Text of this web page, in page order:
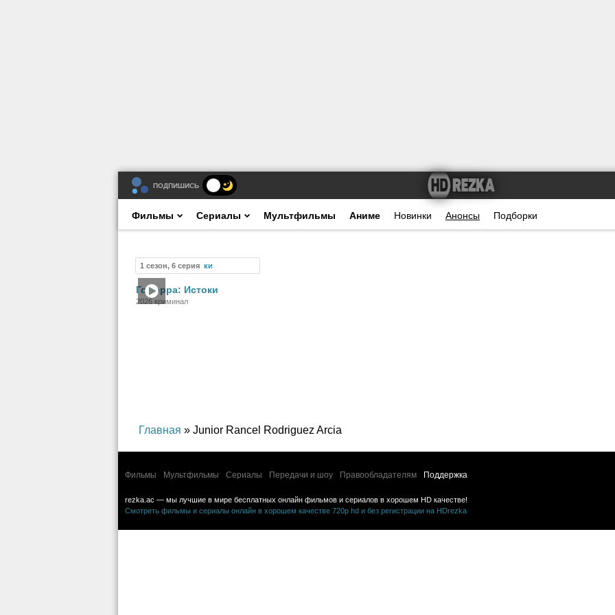
ПОДПИШИСЬ
Фильмы Сериалы Мультфильмы Аниме Новинки Анонсы Подборки
1 сезон, 6 серия Сериал
Гоморра: Истоки
2026 криминал
Главная » Junior Rancel Rodriguez Arcia
Фильмы Мультфильмы Сериалы Передачи и шоу Правообладателям Поддержка
rezka.ac — мы лучшие в мире бесплатных онлайн фильмов и сериалов в хорошем HD качестве!
Смотреть фильмы и сериалы онлайн в хорошем качестве 720p hd и без регистрации на HDrezka